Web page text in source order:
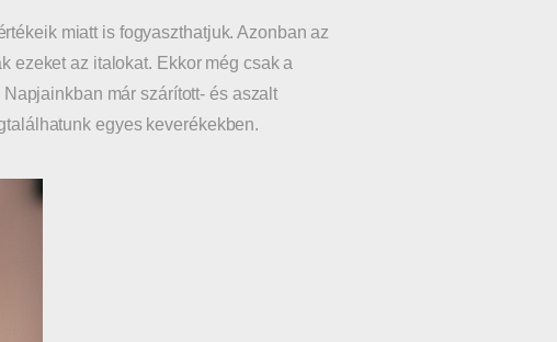
miatt is fogyaszthatjuk. Azonban az
ezeket az italokat. Ekkor még csak a
már szárított- és aszalt
egyes keverékekben.